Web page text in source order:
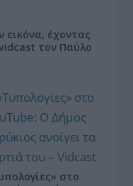
εικόνα, έχοντας
τον Παύλο
στο